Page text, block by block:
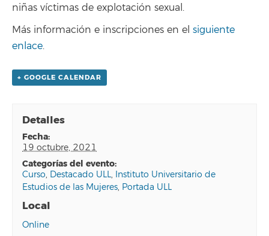
niñas víctimas de explotación sexual.
Más información e inscripciones en el siguiente
enlace.
+ GOOGLE CALENDAR
Detalles
fecha:
19 octubre, 2021
categorías del evento:
Curso, Destacado ULL, Instituto Universitario de
Estudios de las Mujeres, Portada ULL
Local
Online